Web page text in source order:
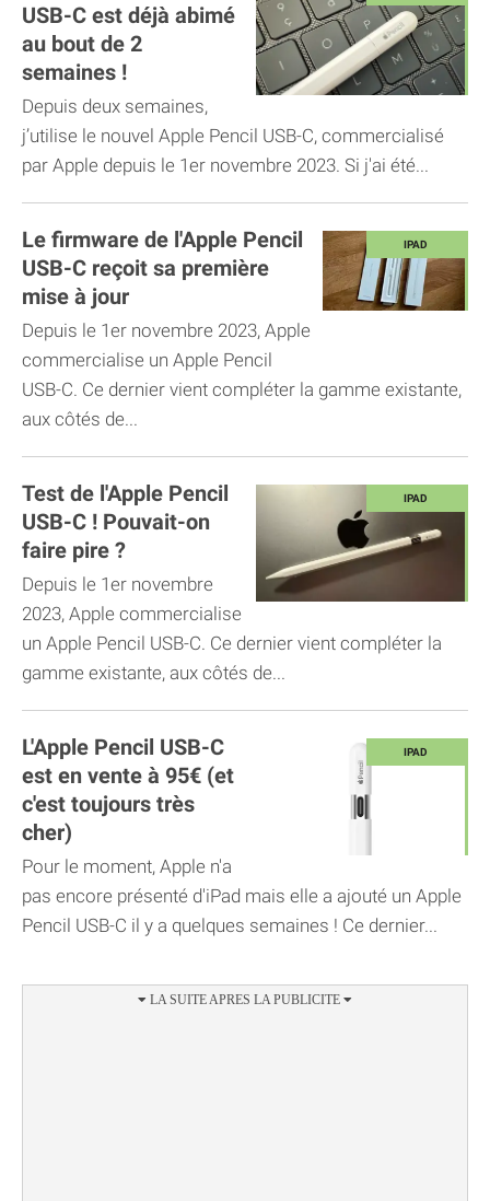
USB-C est déjà abimé
au bout de 2
semaines !
Depuis deux semaines,
j’utilise le nouvel Apple Pencil USB-C, commercialisé
par Apple depuis le 1er novembre 2023. Si j'ai été...
Le firmware de l'Apple Pencil
USB-C reçoit sa première
mise à jour
Depuis le 1er novembre 2023, Apple
commercialise un Apple Pencil
USB-C. Ce dernier vient compléter la gamme existante,
aux côtés de...
Test de l'Apple Pencil
USB-C ! Pouvait-on
faire pire ?
Depuis le 1er novembre
2023, Apple commercialise
un Apple Pencil USB-C. Ce dernier vient compléter la
gamme existante, aux côtés de...
L'Apple Pencil USB-C
est en vente à 95€ (et
c'est toujours très
cher)
Pour le moment, Apple n'a
pas encore présenté d'iPad mais elle a ajouté un Apple
Pencil USB-C il y a quelques semaines ! Ce dernier...